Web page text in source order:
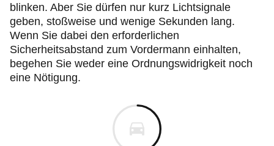
blinken. Aber Sie dürfen nur kurz Lichtsignale
geben, stoßweise und wenige Sekunden lang.
Wenn Sie dabei den erforderlichen
Sicherheitsabstand zum Vordermann einhalten,
begehen Sie weder eine Ordnungswidrigkeit noch
eine Nötigung.